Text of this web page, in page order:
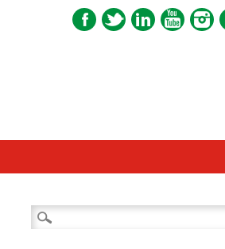
Ricerca
per: